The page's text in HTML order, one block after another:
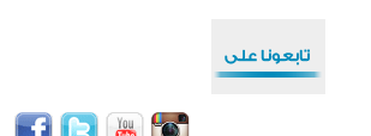
لمسابقة حفظ وتلاوة القرآن الكريم في أزناكاييف